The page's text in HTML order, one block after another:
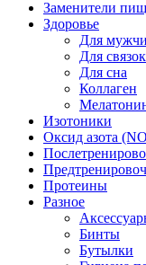
Заменители
Здоровье
Для
Для
Для сна
Коллаген
Изотоники
Оксид азота
Протеины
Разное
Бинты
Бутылки